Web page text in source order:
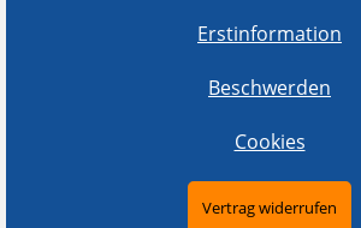
Erstinformation
Beschwerden
Cookies
Vertrag widerrufen